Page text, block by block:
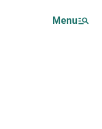
Menu